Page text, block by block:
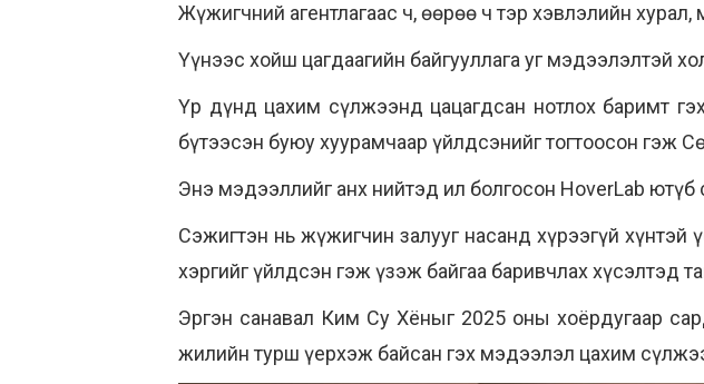
Жүжигчний агентлагаас ч, өөрөө ч тэр хэвлэлийн
Үүнээс хойш цагдаагийн байгууллага уг мэдээлэлтэй
Үр дүнд цахим сүлжээнд цацагдсан нотлох баримт
бүтээсэн буюу хуурамчаар үйлдсэнийг тогтоосон гэж
Энэ мэдээллийг анх нийтэд ил болгосон HoverLab ютүб
Сэжигтэн нь жүжигчин залууг насанд хүрээгүй
хэргийг үйлдсэн гэж үзэж байгаа баривчлах хүсэлтэд
Эргэн санавал Ким Су Хёныг 2025 оны хоёрдугаар
жилийн турш үерхэж байсан гэх мэдээлэл цахим